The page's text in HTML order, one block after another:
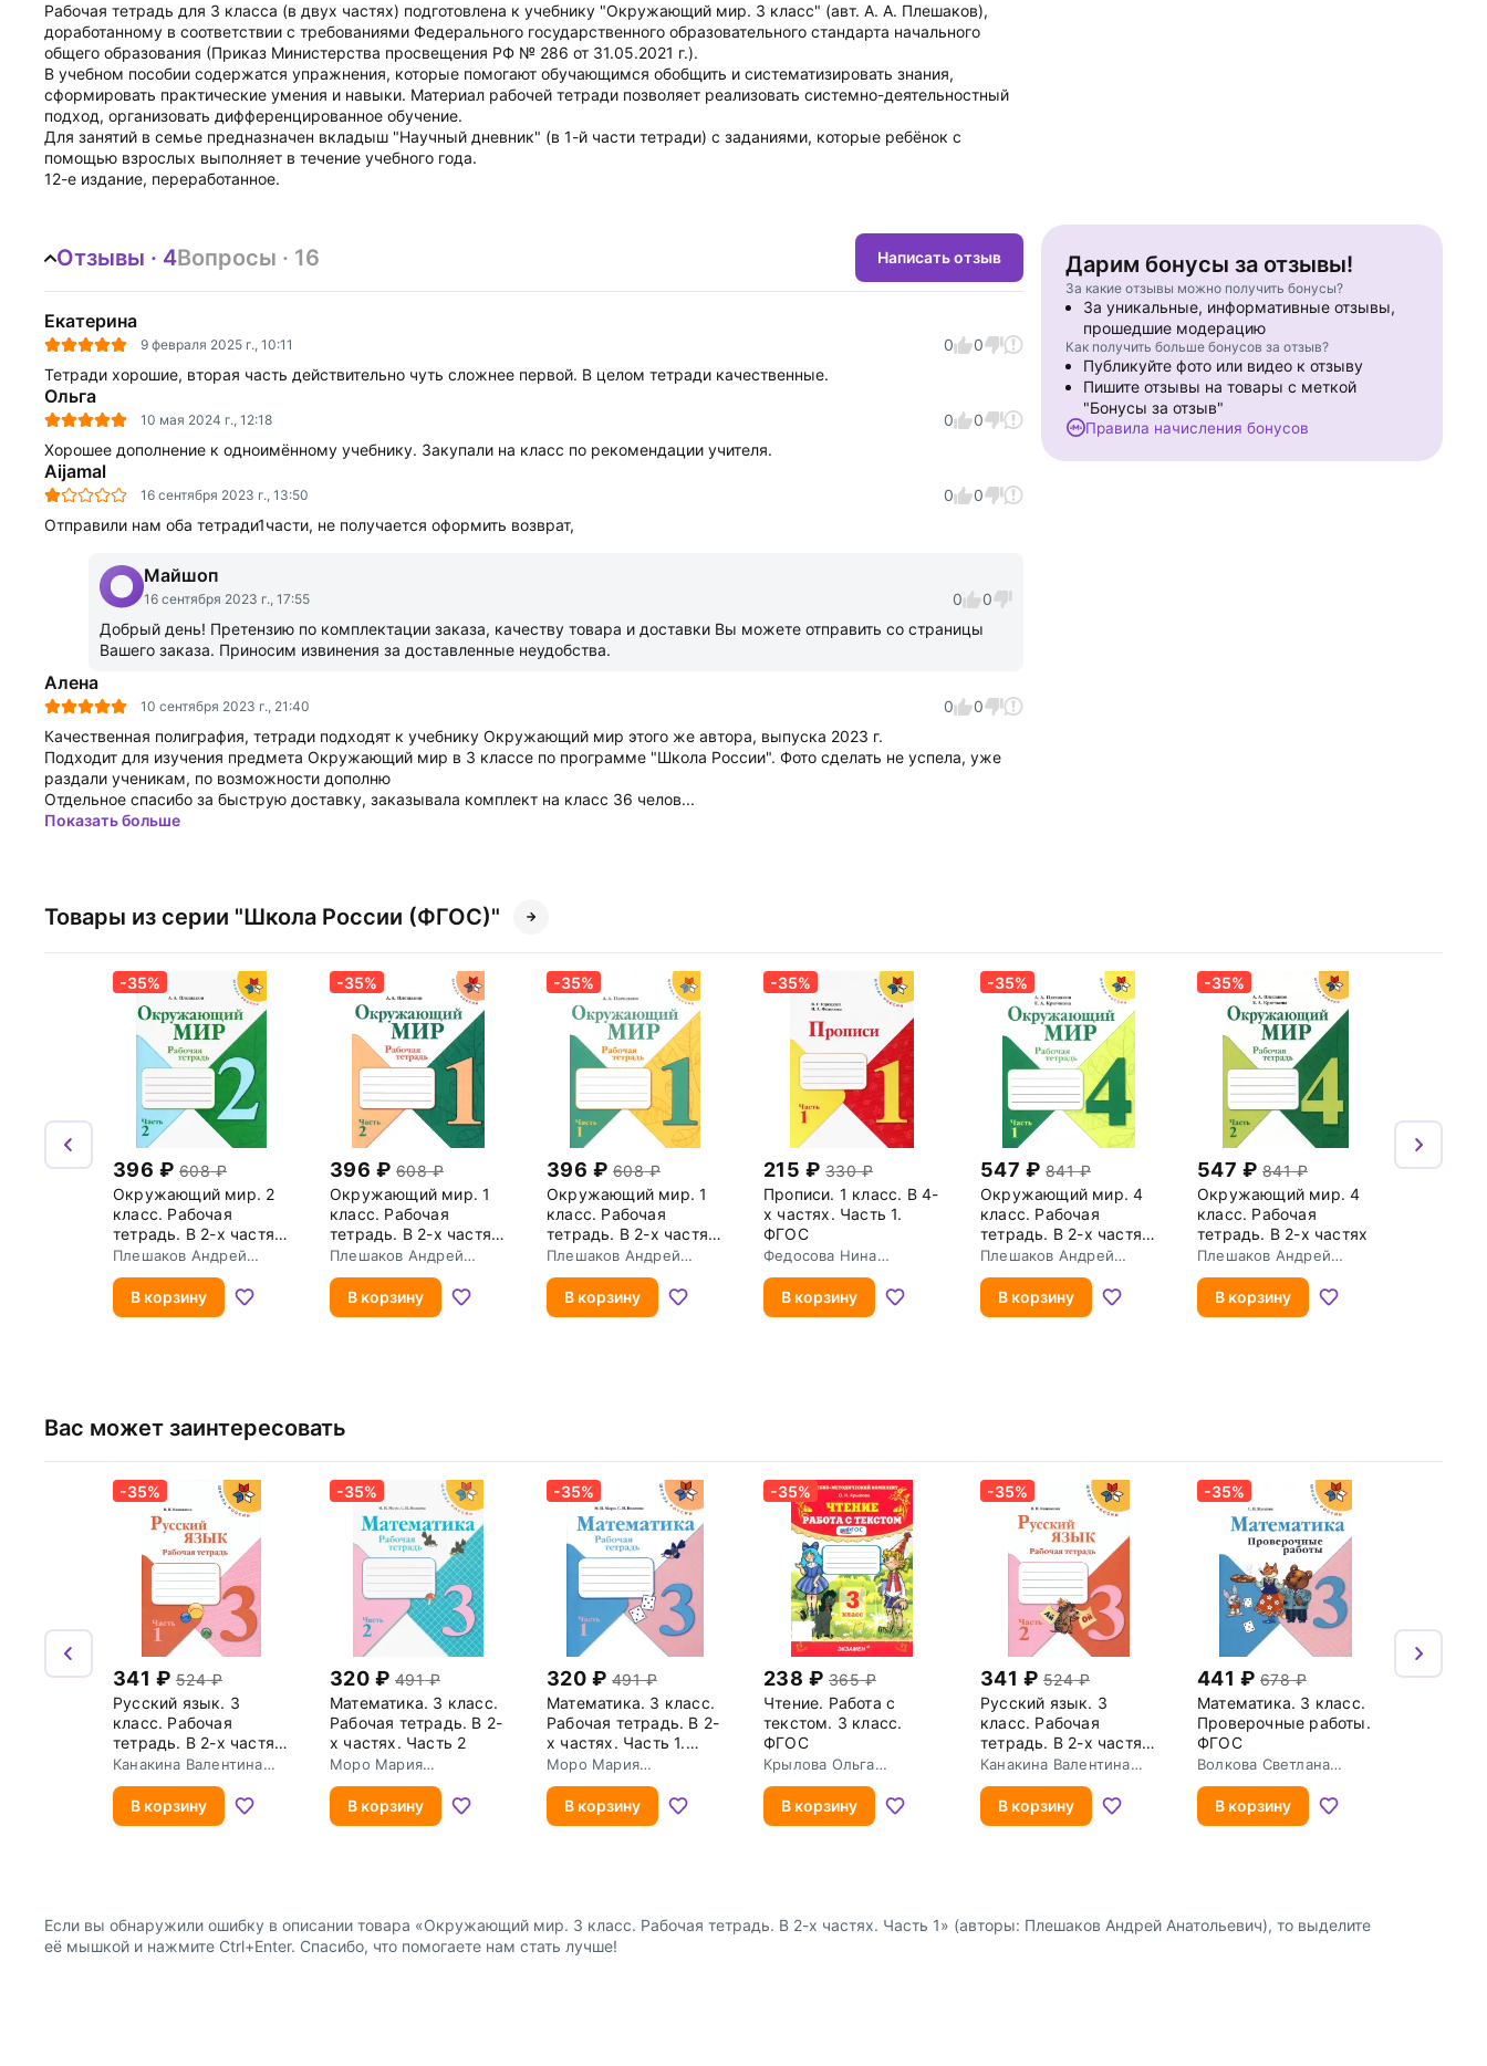
Рабочая тетрадь для 3 класса (в двух частях) подготовлена к учебнику "Окружающий мир. 3 класс" (авт. А. А. Плешаков),
доработанному в соответствии с требованиями Федерального государственного образовательного стандарта начального
общего образования (Приказ Министерства просвещения РФ № 286 от 31.05.2021 г.).
В учебном пособии содержатся упражнения, которые помогают обучающимся обобщить и систематизировать знания,
сформировать практические умения и навыки. Материал рабочей тетради позволяет реализовать системно-деятельностный
подход, организовать дифференцированное обучение.
Для занятий в семье предназначен вкладыш "Научный дневник" (в 1-й части тетради) с заданиями, которые ребёнок с
помощью взрослых выполняет в течение учебного года.
12-е издание, переработанное.
Отзывы · 4Вопросы · 16 Написать отзыв
Екатерина
9 февраля 2025 г., 10:11 0
0
Тетради хорошие, вторая часть действительно чуть сложнее первой. В целом тетради качественные.
Ольга
10 мая 2024 г., 12:18 0
0
Хорошее дополнение к одноимённому учебнику. Закупали на класс по рекомендации учителя.
Aijamal
16 сентября 2023 г., 13:50 0
0
Отправили нам оба тетради1части, не получается оформить возврат,
Майшоп
16 сентября 2023 г., 17:55 0
0
Добрый день! Претензию по комплектации заказа, качеству товара и доставки Вы можете отправить со страницы
Вашего заказа. Приносим извинения за доставленные неудобства.
Алена
10 сентября 2023 г., 21:40 0
0
Качественная полиграфия, тетради подходят к учебнику Окружающий мир этого же автора, выпуска 2023 г.
Подходит для изучения предмета Окружающий мир в 3 классе по программе "Школа России". Фото сделать не успела, уже
раздали ученикам, по возможности дополню
Отдельное спасибо за быструю доставку, заказывала комплект на класс 36 челов...
Показать больше
Дарим бонусы за отзывы!
За какие отзывы можно получить бонусы?
За уникальные, информативные отзывы,
прошедшие модерацию
Как получить больше бонусов за отзыв?
Публикуйте фото или видео к отзыву
Пишите отзывы на товары с меткой
"Бонусы за отзыв"
Правила начисления бонусов
Товары из серии "Школа России (ФГОС)"
-35%
396
608
Окружающий мир. 2
класс. Рабочая
тетрадь. В 2-х частях.
Часть 2. ФГОС
Плешаков Андрей
В корзину
-35%
396
608
Окружающий мир. 1
класс. Рабочая
тетрадь. В 2-х частях.
Часть 2. ФГОС
Плешаков Андрей
В корзину
-35%
396
608
Окружающий мир. 1
класс. Рабочая
тетрадь. В 2-х частях.
Часть 1. ФГОС
Плешаков Андрей
В корзину
-35%
215
330
Прописи. 1 класс. В 4-
х частях. Часть 1.
ФГОС
Федосова Нина
В корзину
-35%
547
841
Окружающий мир. 4
класс. Рабочая
тетрадь. В 2-х частях.
Часть 1
Плешаков Андрей
В корзину
-35%
547
841
Окружающий мир. 4
класс. Рабочая
тетрадь. В 2-х частях
Плешаков Андрей
В корзину
Вас может заинтересовать
-35%
341
524
Русский язык. 3
класс. Рабочая
тетрадь. В 2-х частях.
Часть 1
Канакина Валентина
В корзину
-35%
320
491
Математика. 3 класс.
Рабочая тетрадь. В 2-
х частях. Часть 2
Моро Мария
В корзину
-35%
320
491
Математика. 3 класс.
Рабочая тетрадь. В 2-
х частях. Часть 1.
ФГОС
Моро Мария
В корзину
-35%
238
365
Чтение. Работа с
текстом. 3 класс.
ФГОС
Крылова Ольга
В корзину
-35%
341
524
Русский язык. 3
класс. Рабочая
тетрадь. В 2-х частях.
Часть 2
Канакина Валентина
В корзину
-35%
441
678
Математика. 3 класс.
Проверочные работы.
ФГОС
Волкова Светлана
В корзину
Если вы обнаружили ошибку в описании товара «Окружающий мир. 3 класс. Рабочая тетрадь. В 2-х частях. Часть 1» (авторы: Плешаков Андрей Анатольевич), то выделите
её мышкой и нажмите Ctrl+Enter. Спасибо, что помогаете нам стать лучше!